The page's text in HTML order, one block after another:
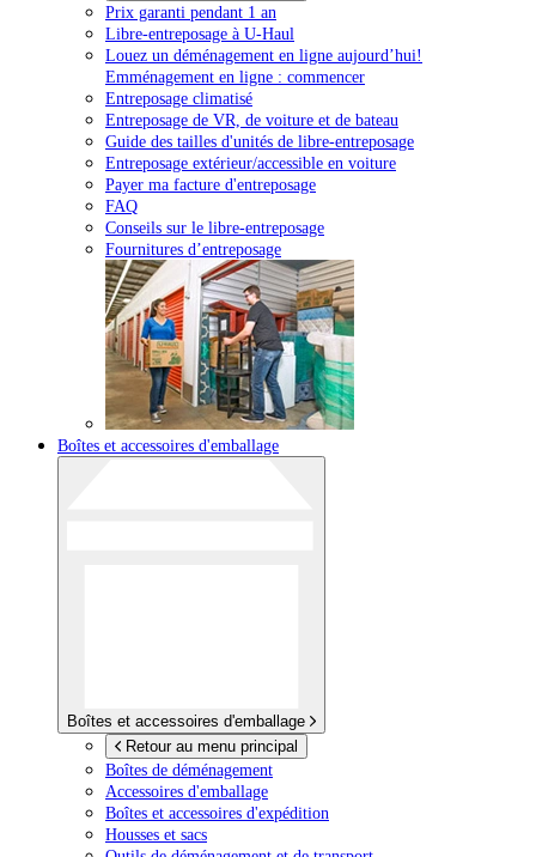
Prix garanti pendant 1 an
Libre-entreposage à U-Haul
Louez un déménagement en ligne aujourd’hui!
Emménagement en ligne : commencer
Entreposage climatisé
Entreposage de VR, de voiture et de bateau
Guide des tailles d'unités de libre-entreposage
Entreposage extérieur/accessible en voiture
Payer ma facture d'entreposage
FAQ
Conseils sur le libre-entreposage
Fournitures d’entreposage
Boîtes et accessoires d'emballage
Boîtes et accessoires d'emballage
Retour au menu principal
Boîtes de déménagement
Accessoires d'emballage
Boîtes et accessoires d'expédition
Housses et sacs